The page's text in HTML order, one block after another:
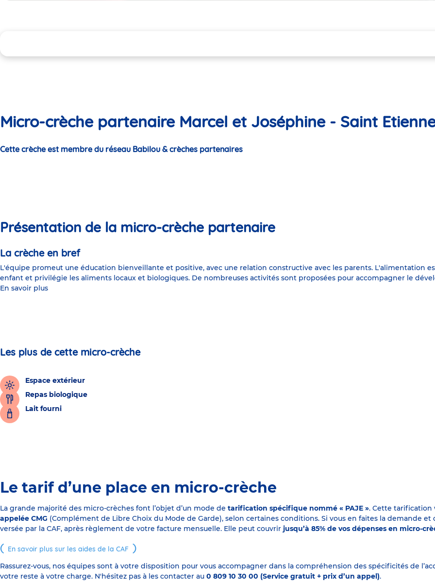
Micro-crèche partenaire Marcel et Joséphine - Saint
Cette crèche est membre du réseau Babilou & crèches partenaires
Présentation de la micro-crèche partenaire
La crèche en bref
L'équipe promeut une éducation bienveillante et positive, avec une relation constructive avec les parents. L'alimentation
enfant et privilégie les aliments locaux et biologiques. De nombreuses activités sont proposées pour accompagner le
En savoir plus
Les plus de cette micro-crèche
Espace extérieur
Repas biologique
Lait fourni
Le tarif d’une place en micro-crèche
La grande majorité des micro-crèches font l’objet d’un mode de tarification spécifique nommé « PAJE ». Cette tarification
appelée CMG (Complément de Libre Choix du Mode de Garde), selon certaines conditions. Si vous en faites la demande
versée par la CAF, après règlement de votre facture mensuelle. Elle peut couvrir jusqu’à 85% de vos dépenses en micro-
En savoir plus sur les aides de la CAF
Rassurez-vous, nos équipes sont à votre disposition pour vous accompagner dans la compréhension des spécificités de
votre reste à votre charge. N'hésitez pas à les contacter au 0 809 10 30 00 (Service gratuit + prix d’un appel).